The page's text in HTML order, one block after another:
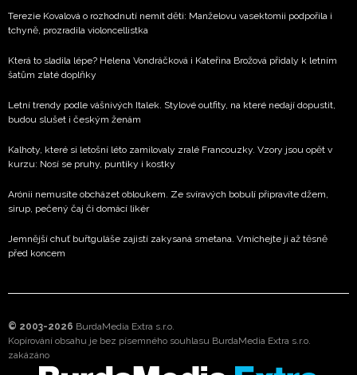
Terezie Kovalová o rozhodnutí nemít děti: Manželovu vasektomii podpořila i
tchyně, prozradila violoncellistka
Která to sladila lépe? Helena Vondráčková i Kateřina Brožová přidaly k letním
šatům zlaté doplňky
Letní trendy podle vášnivých Italek. Stylové outfity, na které nedají dopustit,
budou slušet i českým ženám
Kalhoty, které si letošní léto zamilovaly zralé Francouzky. Vzory jsou opět v
kurzu: Nosí se pruhy, puntíky i kostky
Arónii nemusíte obcházet obloukem. Ze svíravých bobulí připravíte džem,
sirup, pečený čaj či domácí likér
Jemnější chuť buřtguláše zajistí zakysaná smetana. Vmíchejte ji až těsně
před koncem
© 2003-2026 BurdaMedia Extra s.r.o.
Kopírování obsahu je bez písemného souhlasu BurdaMedia Extra s.r.o.
zakázáno